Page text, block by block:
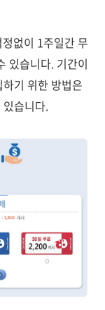
없이 1주일간 무
있습니다. 기간이
기 위한 방법은
습니다.